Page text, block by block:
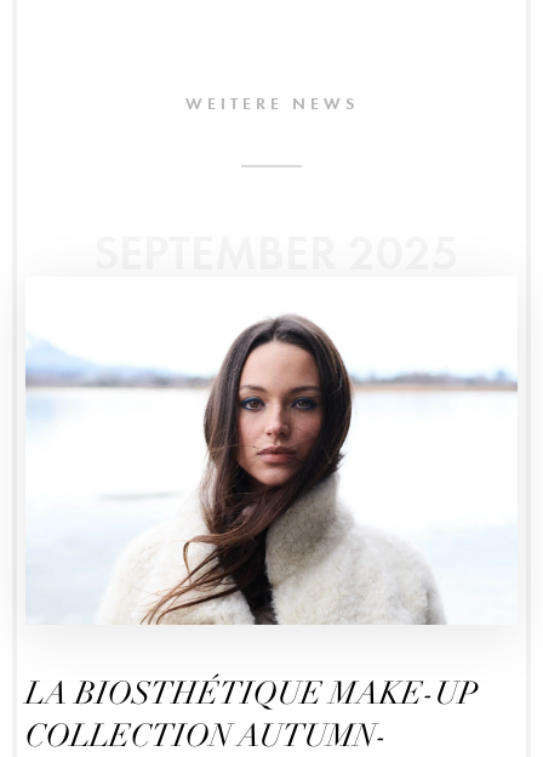
WEITERE NEWS
LA BIOSTHÉTIQUE MAKE-UP
COLLECTION AUTUMN-